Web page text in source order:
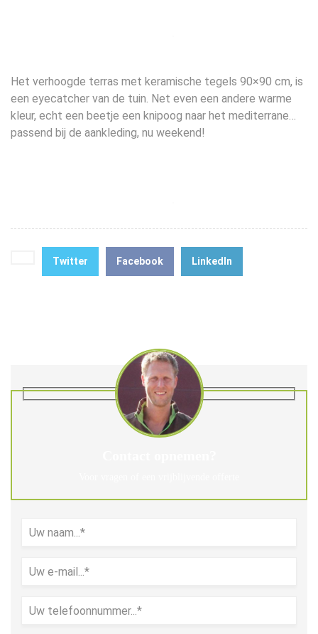
Het verhoogde terras met keramische tegels 90×90 cm, is
een eyecatcher van de tuin. Net even een andere warme
kleur, echt een beetje een knipoog naar het mediterrane…
passend bij de aankleding, nu weekend!
Twitter Facebook LinkedIn